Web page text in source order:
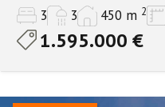
3 3 450 m 2
1.595.000 €